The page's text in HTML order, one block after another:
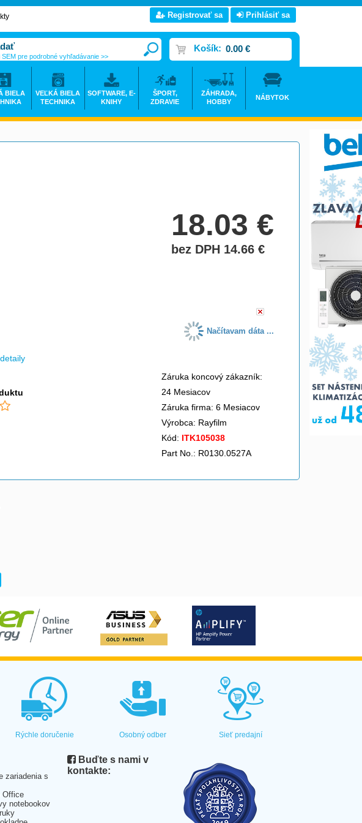
18.03€
bez DPH 14.66€
Načítavam dáta ...
Záruka koncový zákazník:
24 Mesiacov
Záruka firma: 6 Mesiacov
Výrobca: Rayfilm
Kód: ITK105038
Part No.: R0130.0527A
Registrovať sa Prihlásiť sa
Košík: 0.00 €
SEM pre podrobné vyhľadávanie >>
BIELA
VEĽKÁ BIELA
TECHNIKA
SOFTWARE, E-
KNIHY
ŠPORT,
ZDRAVIE
ZÁHRADA,
HOBBY
NÁBYTOK
Rýchle doručenie Osobný odber Sieť predajní
zariadenia s
Office
notebookov
Buďte s nami v
kontakte: